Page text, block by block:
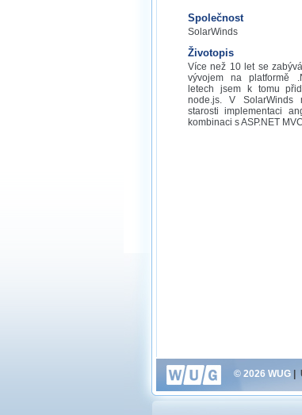
Společnost
SolarWinds
Životopis
Více než 10 let se
vývojem na platformě
letech jsem k tomu
node.js. V SolarWinds
starosti implementaci
kombinaci s ASP.NET
© 2026 WUG